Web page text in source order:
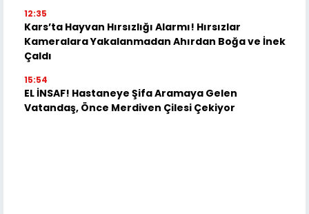
12:35
Kars’ta Hayvan Hırsızlığı Alarmı! Hırsızlar
Kameralara Yakalanmadan Ahırdan Boğa ve İnek
Çaldı
15:54
EL İNSAF! Hastaneye Şifa Aramaya Gelen
Vatandaş, Önce Merdiven Çilesi Çekiyor